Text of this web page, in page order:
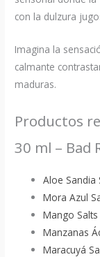
con la dulzura
Imagina la
calmante
maduras.
Productos
30 ml – Bad
Aloe Sandia
Mora Azul
Mango
Manzanas
Maracuyá